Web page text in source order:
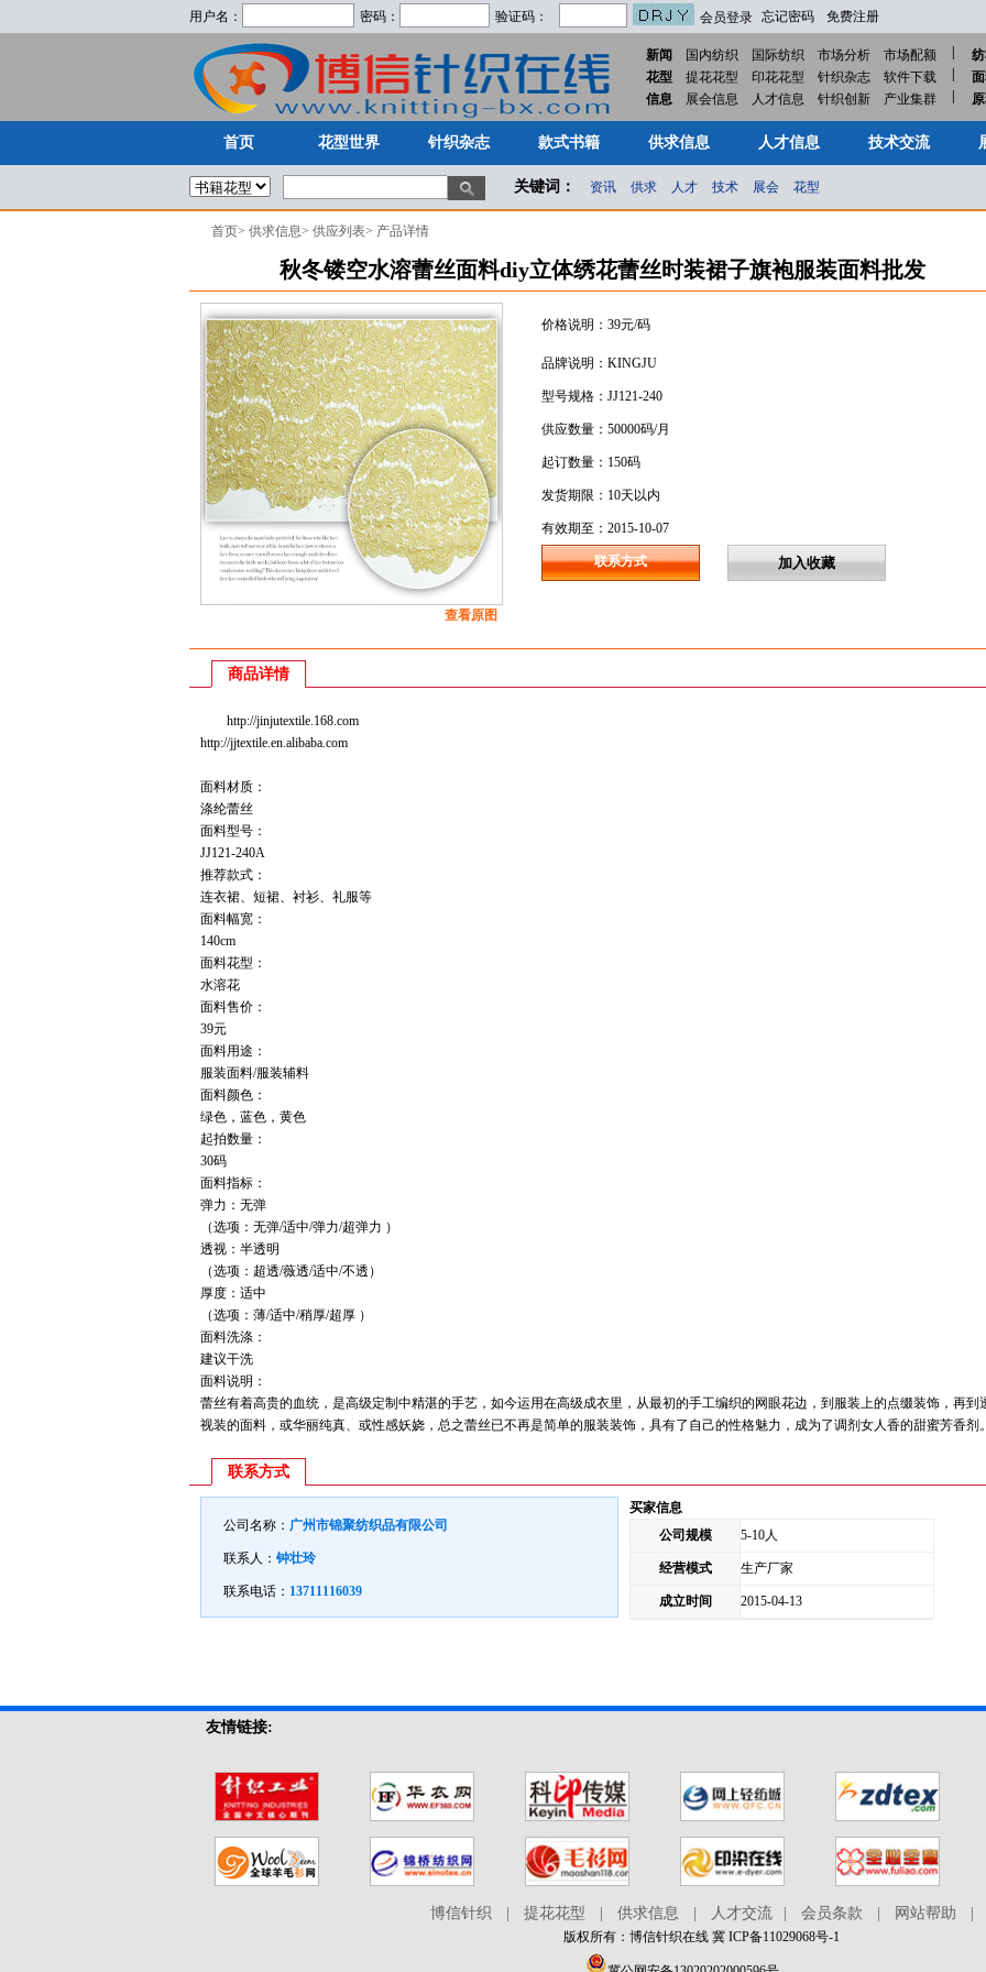
用户名： 密码： 验证码： 会员登录 忘记密码 免费注册
新闻 国内纺织 国际纺织 市场分析 市场配额
花型
提花花型 印花花型 针织杂志 软件下载
信息
展会信息 人才信息 针织创新 产业集群
首页
首页
花型世界
花型世界
针织杂志
针织杂志
款式书籍
款式书籍
供求信息
供求信息
人才信息
人才信息
技术交流
技术交流
关键词： 资讯 供求 人才 技术 展会 花型
首页> 供求信息> 供应列表> 产品详情
秋冬镂空水溶蕾丝面料diy立体绣花蕾丝时装裙子旗袍服装面料批发
查看原图
价格说明：39元/码
品牌说明：KINGJU
型号规格：JJ121-240
供应数量：50000码/月
起订数量：150码
发货期限：10天以内
有效期至：2015-10-07
联系方式
商品详情
http://jinjutextile.168.com
http://jjtextile.en.alibaba.com
面料材质：
涤纶蕾丝
面料型号：
JJ121-240A
推荐款式：
连衣裙、短裙、衬衫、礼服等
面料幅宽：
140cm
面料花型：
水溶花
面料售价：
39元
面料用途：
服装面料/服装辅料
面料颜色：
绿色，蓝色，黄色
起拍数量：
30码
面料指标：
弹力：无弹
（选项：无弹/适中/弹力/超弹力 ）
透视：半透明
（选项：超透/薇透/适中/不透）
厚度：适中
（选项：薄/适中/稍厚/超厚 ）
面料洗涤：
建议干洗
面料说明：
蕾丝有着高贵的血统，是高级定制中精湛的手艺，如今运用在高级成衣里，从最初的手工编织的网眼花边，到服装上的点缀装饰，再到
视装的面料，或华丽纯真、或性感妖娆，总之蕾丝已不再是简单的服装装饰，具有了自己的性格魅力，成为了调剂女人香的甜蜜芳香剂
联系方式
公司名称： 广州市锦聚纺织品有限公司
联系人： 钟壮玲
联系电话： 13711116039
买家信息
公司规模
5-10人
经营模式 生产厂家
成立时间 2015-04-13
友情链接:
博信针织 提花花型 供求信息 人才交流 会员条款 网站帮助
版权所有：博信针织在线 冀 ICP备11029068号-1